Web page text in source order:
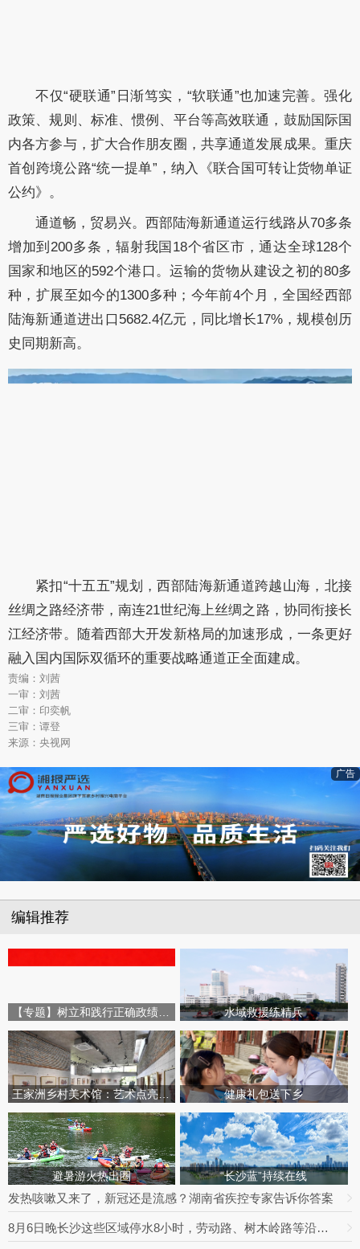
不仅“硬联通”日渐笃实，“软联通”也加速完善。强化
政策、规则、标准、惯例、平台等高效联通，鼓励国际国
内各方参与，扩大合作朋友圈，共享通道发展成果。重庆
首创跨境公路“统一提单”，纳入《联合国可转让货物单证
公约》。
通道畅，贸易兴。西部陆海新通道运行线路从70多条
增加到200多条，辐射我国18个省区市，通达全球128个
国家和地区的592个港口。运输的货物从建设之初的80多
种，扩展至如今的1300多种；今年前4个月，全国经西部
陆海新通道进出口5682.4亿元，同比增长17%，规模创历
史同期新高。
紧扣“十五五”规划，西部陆海新通道跨越山海，北接
丝绸之路经济带，南连21世纪海上丝绸之路，协同衔接长
江经济带。随着西部大开发新格局的加速形成，一条更好
融入国内国际双循环的重要战略通道正全面建成。
责编：刘茜
一审：刘茜
二审：印奕帆
三审：谭登
来源：央视网
广告
编辑推荐
水域救援练精兵
王家洲乡村美术馆：艺术点亮田园乡村 健康礼包送下乡
避暑游火热出圈 “长沙蓝”持续在线
发热咳嗽又来了，新冠还是流感？湖南省疾控专家告诉你答案
8月6日晚长沙这些区域停水8小时，劳动路、树木岭路等沿线住户做好储水